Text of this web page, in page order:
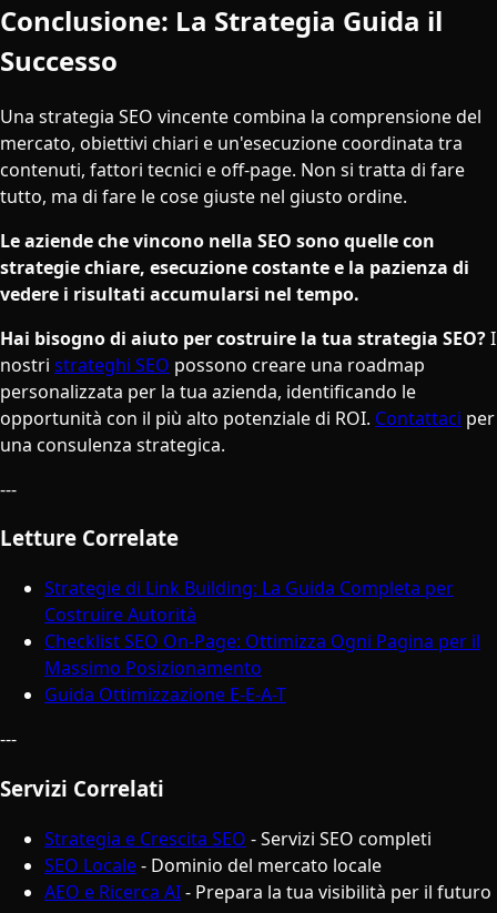
Conclusione: La Strategia Guida il
Successo
Una strategia SEO vincente combina la comprensione del
mercato, obiettivi chiari e un'esecuzione coordinata tra
contenuti, fattori tecnici e off-page. Non si tratta di fare
tutto, ma di fare le cose giuste nel giusto ordine.
Le aziende che vincono nella SEO sono quelle con
strategie chiare, esecuzione costante e la pazienza di
vedere i risultati accumularsi nel tempo.
Hai bisogno di aiuto per costruire la tua strategia SEO?I
nostri strateghi SEO possono creare una roadmap
personalizzata per la tua azienda, identificando le
opportunità con il più alto potenziale di ROI. Contattaci per
una consulenza strategica.
---
Letture Correlate
Strategie di Link Building: La Guida Completa per
Costruire Autorità
Checklist SEO On-Page: Ottimizza Ogni Pagina per il
Massimo Posizionamento
Guida Ottimizzazione E-E-A-T
---
Servizi Correlati
Strategia e Crescita SEO - Servizi SEO completi
SEO Locale- Dominio del mercato locale
AEO e Ricerca AI- Prepara la tua visibilità per il futuro